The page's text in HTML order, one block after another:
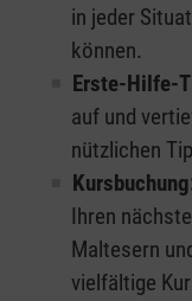
in jeder
können.
Erste-Hilfe-
auf und
nützlichen
Ihren
Maltesern
vielfältige